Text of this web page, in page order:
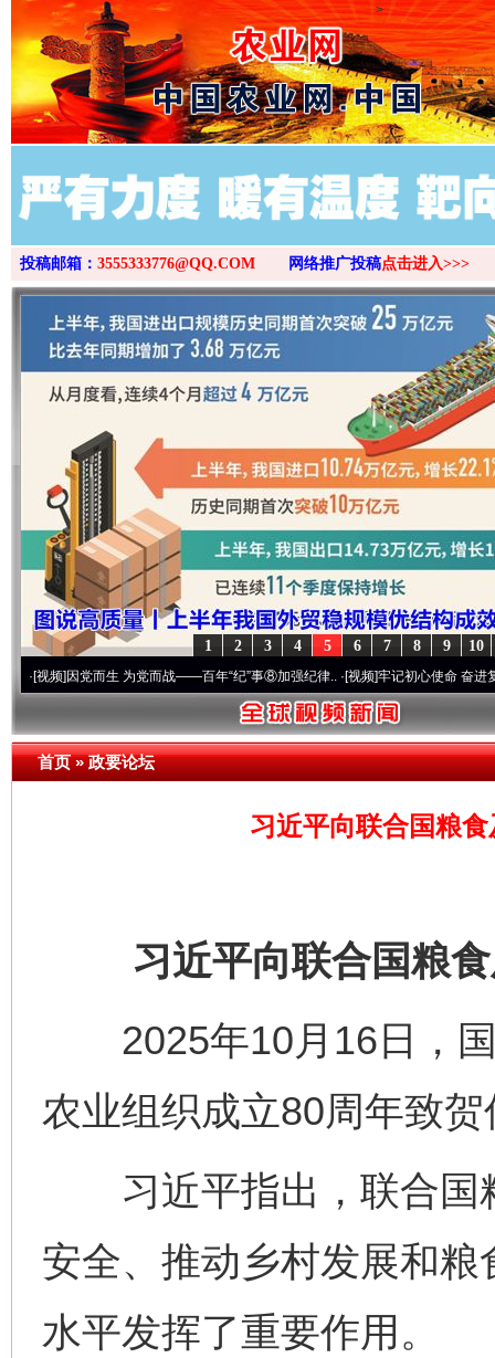
>
投稿邮箱： 3555333776@QQ.COM 网络推广投稿点击进入>>>
10
9
8
7
6
5
4
3
2
1
因党而生 为党而战——百年“纪”事⑧加强纪律..·[视频]牢记初心使命 奋进复兴征程丨
首页»政要论坛
习近平向联合国粮
习近平向联合国粮食
2025年10月16日，国
农业组织成立80周年致贺
习近平指出，联合国
安全、推动乡村发展和
水平发挥了重要作用。